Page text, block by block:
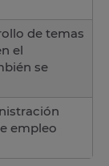
de temas
el
se
empleo